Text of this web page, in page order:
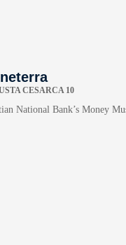
CESARCA 10
National Bank’s Money